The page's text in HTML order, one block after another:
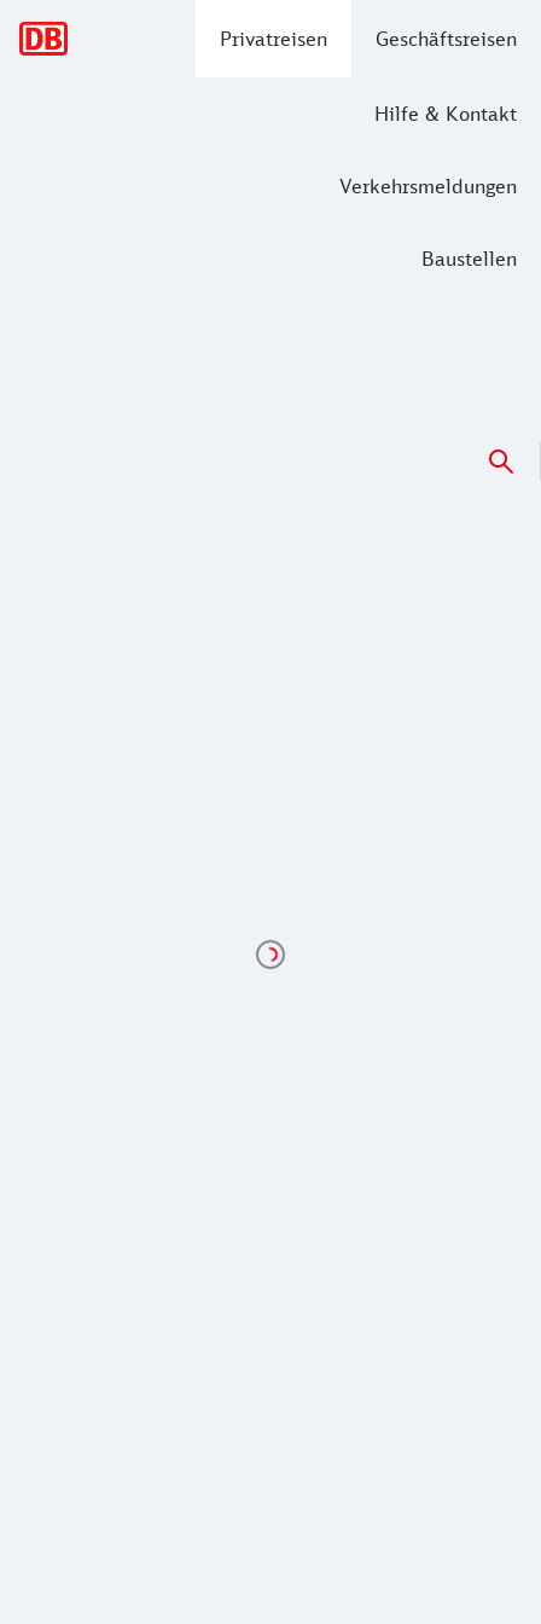
Privatreisen Geschäftsreisen
Hilfe & Kontakt
Verkehrsmeldungen
Baustellen